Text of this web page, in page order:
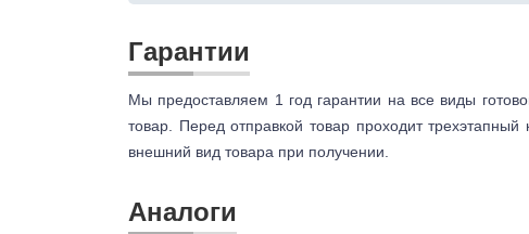
Гарантии
Мы предоставляем 1 год гарантии на все виды
товар. Перед отправкой товар проходит
внешний вид товара при получении.
Аналоги